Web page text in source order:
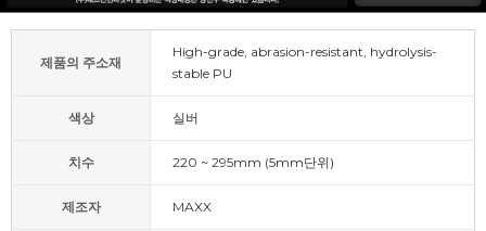
제품의 주소재
High-grade, abrasion-resistant, hydrolysis-
stable PU
색상 실버
치수 220 ~ 295mm (5mm단위)
제조자 MAXX